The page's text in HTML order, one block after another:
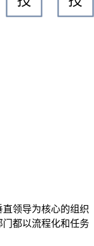
领导为核心的组织
都以流程化和任务